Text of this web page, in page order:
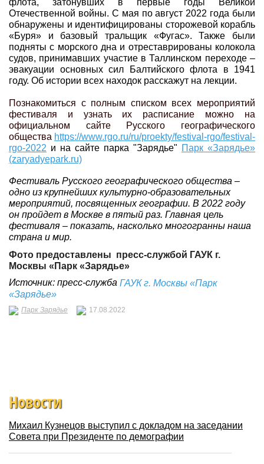
флота, затонувших в первые годы Великой
Отечественной войны. С мая по август 2022 года были
обнаружены и идентифицированы сторожевой корабль
«Буря» и базовый тральщик «Фугас». Также были
подняты с морского дна и отреставрированы колокола
судов, принимавших участие в Таллинском переходе –
эвакуации основных сил Балтийского флота в 1941
году. Об истории всех находок расскажут на лекции.
Познакомиться с полным списком всех мероприятий
фестиваля и узнать их расписание можно на
официальном сайте Русского географического
общества https://www.rgo.ru/ru/proekty/festival-rgo/festival-
rgo-2022 и на сайте парка "Зарядье" Парк «Зарядье»
(zaryadyepark.ru)
Фестиваль Русского географического общества –
одно из крупнейших культурно-образовательных
мероприятий, посвященных географии. В 2022 году
он пройдет в Москве в пятый раз. Главная цель
фестиваля – показать, насколько многогранны наша
страна и мир.
Фото предоставлены пресс-службой ГАУК г.
Москвы «Парк «Зарядье»
Источник: пресс-служба ГАУК г. Москвы «Парк
«Зарядье»
Парк Зарядье 17.08.2022
Новости
Михаил Кузнецов выступил с докладом на заседании
Совета при Президенте по демографии